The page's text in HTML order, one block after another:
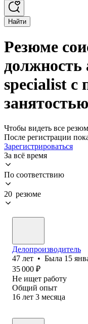
Найти
Резюме
specialist с
Чтобы видеть все
После регистрации
Зарегистрироваться
За всё время
По соответствию
20 резюме
Делопроизводитель
47 лет • Была 15
35 000 ₽
Не ищет работу
Общий опыт
16 лет 3 месяца